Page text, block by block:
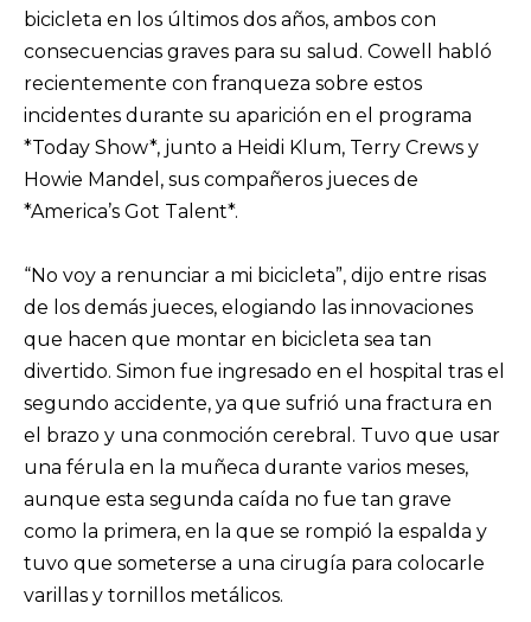
bicicleta en los últimos dos años, ambos con
consecuencias graves para su salud. Cowell habló
recientemente con franqueza sobre estos
incidentes durante su aparición en el programa
*Today Show*, junto a Heidi Klum, Terry Crews y
Howie Mandel, sus compañeros jueces de
*America’s Got Talent*.
“No voy a renunciar a mi bicicleta”, dijo entre risas
de los demás jueces, elogiando las innovaciones
que hacen que montar en bicicleta sea tan
divertido. Simon fue ingresado en el hospital tras el
segundo accidente, ya que sufrió una fractura en
el brazo y una conmoción cerebral. Tuvo que usar
una férula en la muñeca durante varios meses,
aunque esta segunda caída no fue tan grave
como la primera, en la que se rompió la espalda y
tuvo que someterse a una cirugía para colocarle
varillas y tornillos metálicos.